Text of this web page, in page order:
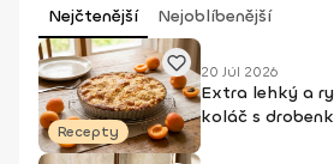
Nejčtenější Nejoblíbenější
Recepty
20 Júl 2026
Extra lehký a
koláč s